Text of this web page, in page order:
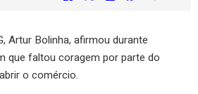
Artur Bolinha, afirmou durante
que faltou coragem por parte do
o comércio.